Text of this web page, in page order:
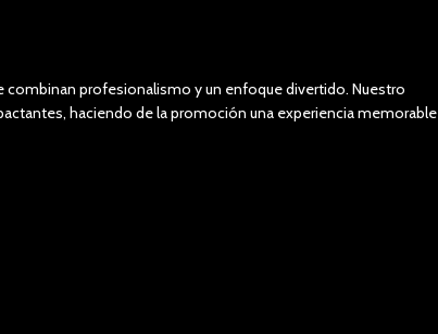
combinan profesionalismo y un enfoque divertido. Nuestro
haciendo de la promoción una experiencia memorable